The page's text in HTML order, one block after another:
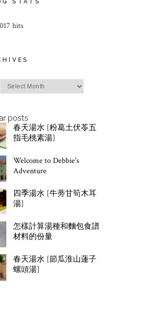
hits
posts
春天湯水 [粉葛土伏苓五
指毛桃素湯]
Welcome to Debbie's
Adventure
四季湯水 [牛蒡甘筍木耳
湯]
怎樣計算湯種和麵包食譜
材料的份量
春天湯水 [節瓜淮山蓮子
螺頭湯]